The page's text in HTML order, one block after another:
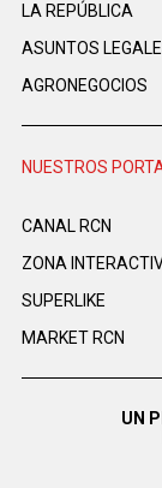
LA REPÚBLICA
ASUNTOS
AGRONEGOCIOS
NUESTROS
CANAL RCN
ZONA
SUPERLIKE
MARKET RCN
UN